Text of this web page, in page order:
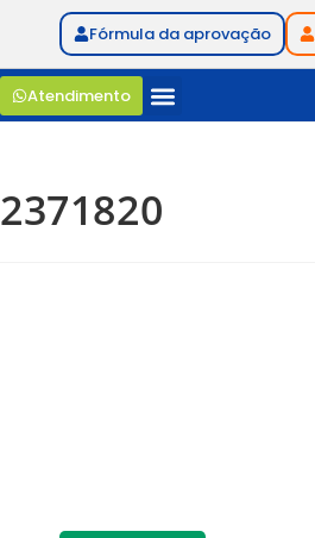
Fórmula da aprovação
Atendimento
2371820